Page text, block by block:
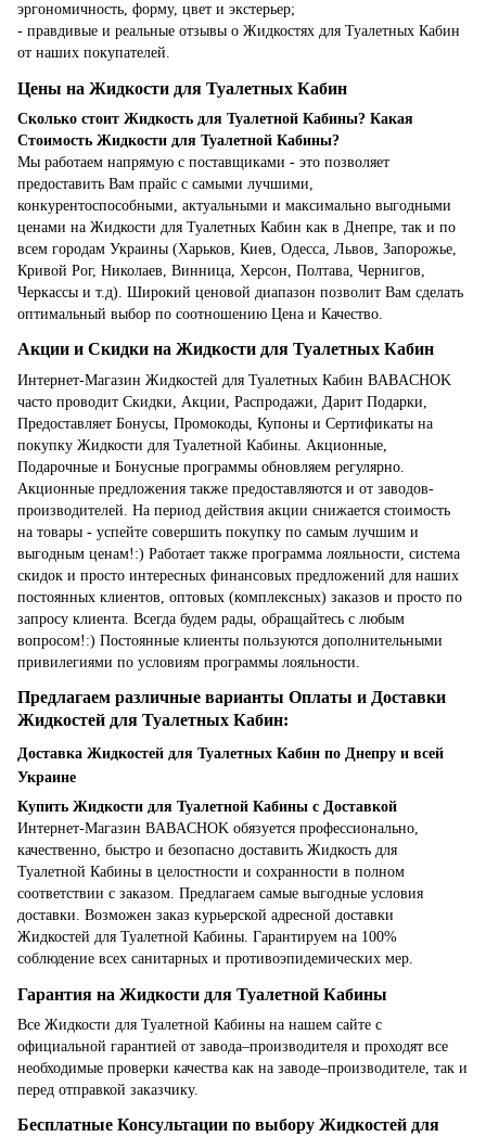
эргономичность, форму, цвет и экстерьер;
- правдивые и реальные отзывы о Жидкостях для Туалетных Кабин
от наших покупателей.
Цены на Жидкости для Туалетных Кабин
Сколько стоит Жидкость для Туалетной Кабины? Какая
Стоимость Жидкости для Туалетной Кабины?
Мы работаем напрямую с поставщиками - это позволяет
предоставить Вам прайс с самыми лучшими,
конкурентоспособными, актуальными и максимально выгодными
ценами на Жидкости для Туалетных Кабин как в Днепре, так и по
всем городам Украины (Харьков, Киев, Одесса, Львов, Запорожье,
Кривой Рог, Николаев, Винница, Херсон, Полтава, Чернигов,
Черкассы и т.д). Широкий ценовой диапазон позволит Вам сделать
оптимальный выбор по соотношению Цена и Качество.
Акции и Скидки на Жидкости для Туалетных Кабин
Интернет-Магазин Жидкостей для Туалетных Кабин BABACHOK
часто проводит Скидки, Акции, Распродажи, Дарит Подарки,
Предоставляет Бонусы, Промокоды, Купоны и Сертификаты на
покупку Жидкости для Туалетной Кабины. Акционные,
Подарочные и Бонусные программы обновляем регулярно.
Акционные предложения также предоставляются и от заводов-
производителей. На период действия акции снижается стоимость
на товары - успейте совершить покупку по самым лучшим и
выгодным ценам!:) Работает также программа лояльности, система
скидок и просто интересных финансовых предложений для наших
постоянных клиентов, оптовых (комплексных) заказов и просто по
запросу клиента. Всегда будем рады, обращайтесь с любым
вопросом!:) Постоянные клиенты пользуются дополнительными
привилегиями по условиям программы лояльности.
Предлагаем различные варианты Оплаты и Доставки
Жидкостей для Туалетных Кабин:
Доставка Жидкостей для Туалетных Кабин по Днепру и всей
Украине
Купить Жидкости для Туалетной Кабины с Доставкой
Интернет-Магазин BABACHOK обязуется профессионально,
качественно, быстро и безопасно доставить Жидкость для
Туалетной Кабины в целостности и сохранности в полном
соответствии с заказом. Предлагаем самые выгодные условия
доставки. Возможен заказ курьерской адресной доставки
Жидкостей для Туалетной Кабины. Гарантируем на 100%
соблюдение всех санитарных и противоэпидемических мер.
Гарантия на Жидкости для Туалетной Кабины
Все Жидкости для Туалетной Кабины на нашем сайте с
официальной гарантией от завода–производителя и проходят все
необходимые проверки качества как на заводе–производителе, так и
перед отправкой заказчику.
Бесплатные Консультации по выбору Жидкостей для